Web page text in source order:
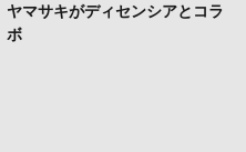
ヤマサキがディセンシアとコラ
ボ